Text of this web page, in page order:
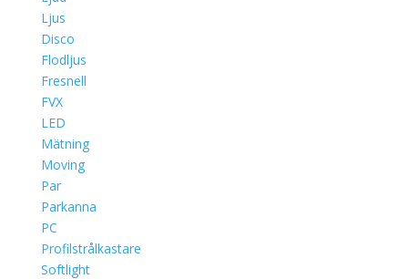
Ljus
Disco
Flodljus
Fresnell
FVX
LED
Mätning
Moving
Par
Parkanna
PC
Profilstrålkastare
Softlight